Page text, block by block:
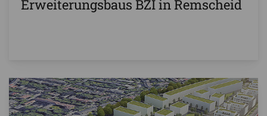
Erweiterungsbaus BZI in Remscheid